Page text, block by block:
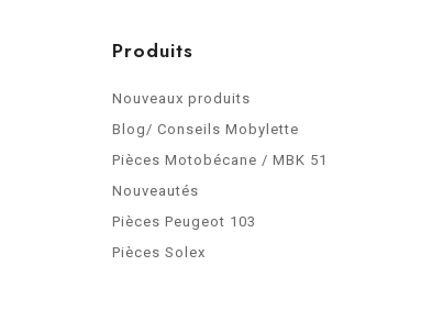
Produits
Nouveaux produits
Blog/ Conseils Mobylette
Pièces Motobécane / MBK 51
Nouveautés
Pièces Peugeot 103
Pièces Solex